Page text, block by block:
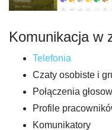
Komunikacja w
Telefonia
Czaty osobiste i
Połączenia
Profile
Komunikatory